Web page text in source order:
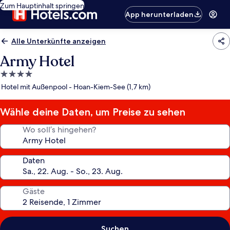
Zum Hauptinhalt springen
App herunterladen
Alle Unterkünfte anzeigen
Army Hotel
4.0-
Sterne-
Hotel mit Außenpool - Hoan-Kiem-See (1,7 km)
Wähle deine Daten, um Preise zu sehen
Wo soll’s hingehen?
Daten
Gäste